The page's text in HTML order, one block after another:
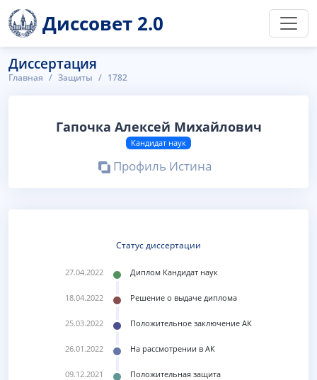
Диссовет 2.0
Диссертация
Главная Защиты 1782
Гапочка Алексей Михайлович
Кандидат наук
Профиль Истина
Статус диссертации
27.04.2022 Диплом Кандидат наук
18.04.2022 Решение о выдаче диплома
25.03.2022 Положительное заключение АК
26.01.2022 На рассмотрении в АК
09.12.2021 Положительная защита